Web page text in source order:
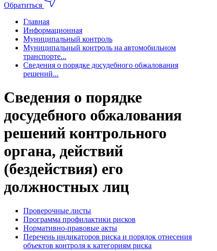
Обратиться
Главная
Информационная
Муниципальный контроль
Муниципальный контроль на автомобильном
транспорте...
Сведения о порядке досудебного обжалования
решений...
Сведения о порядке
досудебного обжалования
решений контрольного
органа, действий
(бездействия) его
должностных лиц
Проверочные листы
Программа профилактики рисков
Нормативно-правовые акты
Перечень индикаторов риска и порядок отнесения
объектов контроля к категориям риска